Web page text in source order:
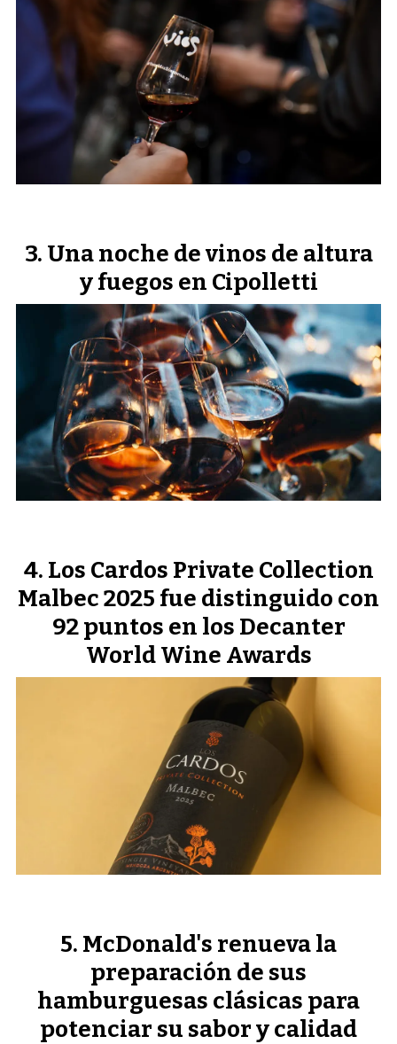
Una noche de vinos de altura
y fuegos en Cipolletti
Los Cardos Private Collection
Malbec 2025 fue distinguido con
92 puntos en los Decanter
World Wine Awards
McDonald's renueva la
preparación de sus
hamburguesas clásicas para
potenciar su sabor y calidad